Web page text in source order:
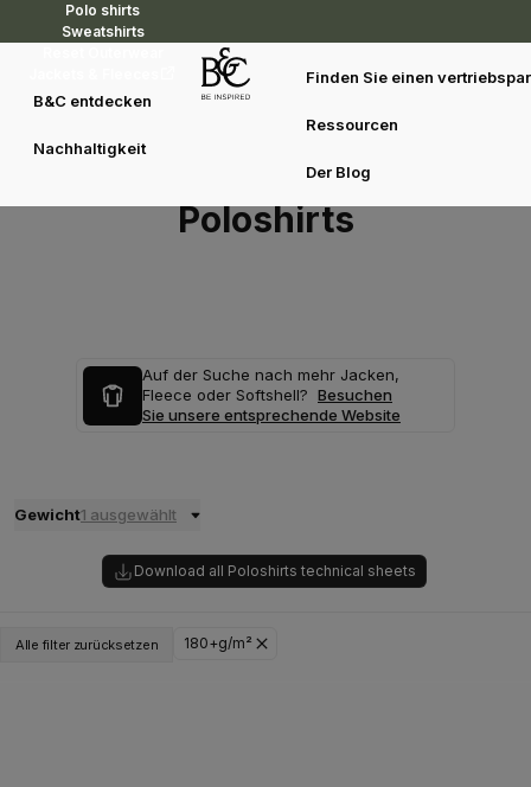
Polo shirts
Sweatshirts
B&C entdecken
Nachhaltigkeit
Finden Sie einen
Ressourcen
Der Blog
Poloshirts
Auf der Suche nach mehr Jacken,
Fleece oder Softshell? Besuchen
Sie unsere entsprechende Website
Gewicht1 ausgewählt
Download all Poloshirts technical sheets
Alle filter zurücksetzen 180+g/m²